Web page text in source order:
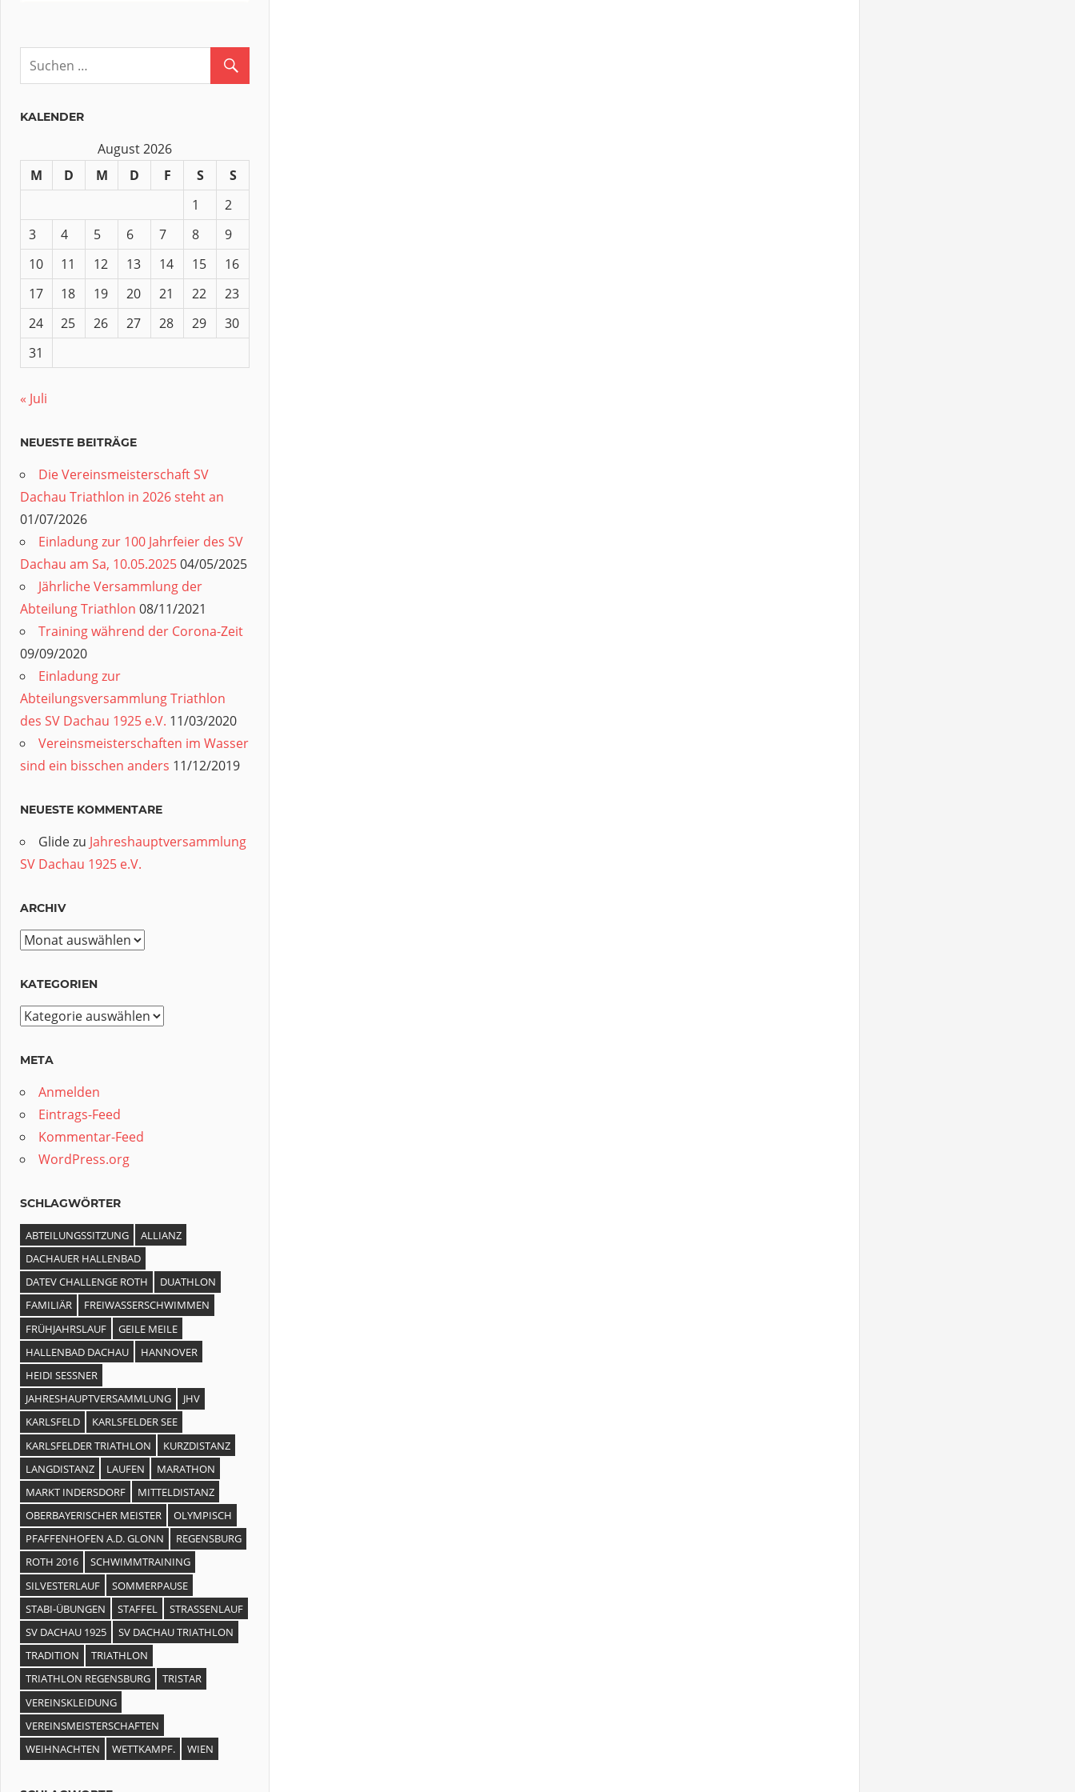
KALENDER
August 2026
M
D M D F S
S
1
2
3
4 5 6 7 8
9
10
11 12 13 14 15
16
17
18 19 20 21 22
23
24
25 26 27 28 29
30
31
« Juli
NEUESTE BEITRÄGE
Die Vereinsmeisterschaft SV
Dachau Triathlon in 2026 steht an
01/07/2026
Einladung zur 100 Jahrfeier des SV
Dachau am Sa, 10.05.202504/05/2025
Jährliche Versammlung der
Abteilung Triathlon 08/11/2021
Training während der Corona-Zeit
09/09/2020
Einladung zur
Abteilungsversammlung Triathlon
des SV Dachau 1925 e.V. 11/03/2020
Vereinsmeisterschaften im Wasser
sind ein bisschen anders 11/12/2019
NEUESTE KOMMENTARE
Glidezu Jahreshauptversammlung
SV Dachau 1925 e.V.
ARCHIV
Archiv
KATEGORIEN
Kategorien
META
Anmelden
Eintrags-Feed
Kommentar-Feed
WordPress.org
SCHLAGWÖRTER
ABTEILUNGSSITZUNG
ALLIANZ
DACHAUER HALLENBAD
DATEV CHALLENGE ROTH
DUATHLON
FAMILIÄR
FREIWASSERSCHWIMMEN
FRÜHJAHRSLAUF
GEILE MEILE
HALLENBAD DACHAU
HANNOVER
HEIDI SESSNER
JAHRESHAUPTVERSAMMLUNG
JHV
KARLSFELD
KARLSFELDER SEE
KARLSFELDER TRIATHLON
KURZDISTANZ
LANGDISTANZ
LAUFEN
MARATHON
MARKT INDERSDORF
MITTELDISTANZ
OBERBAYERISCHER MEISTER
OLYMPISCH
PFAFFENHOFEN A.D. GLONN
REGENSBURG
ROTH 2016
SCHWIMMTRAINING
SILVESTERLAUF
SOMMERPAUSE
STABI-ÜBUNGEN
STAFFEL
STRASSENLAUF
SV DACHAU 1925
SV DACHAU TRIATHLON
TRADITION
TRIATHLON
TRIATHLON REGENSBURG
TRISTAR
VEREINSKLEIDUNG
VEREINSMEISTERSCHAFTEN
WEIHNACHTEN
WETTKAMPF. WIEN